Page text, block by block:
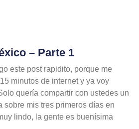
– Parte 1
este post rapidito, porque me
minutos de internet y ya voy
quería compartir con ustedes un
sobre mis tres primeros días en
lindo, la gente es buenísima